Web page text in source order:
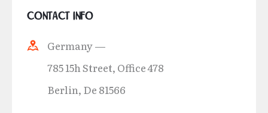
Contact Info
Germany —
785 15h Street, Office 478
Berlin, De 81566